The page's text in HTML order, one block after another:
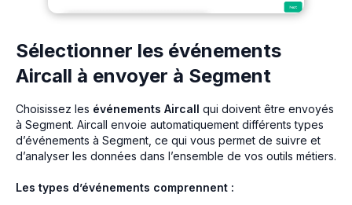
Sélectionner les événements
Aircall à envoyer à Segment
Choisissez les événements Aircall qui doivent être envoyés
à Segment. Aircall envoie automatiquement différents types
d’événements à Segment, ce qui vous permet de suivre et
d’analyser les données dans l’ensemble de vos outils métiers.
Les types d’événements comprennent :